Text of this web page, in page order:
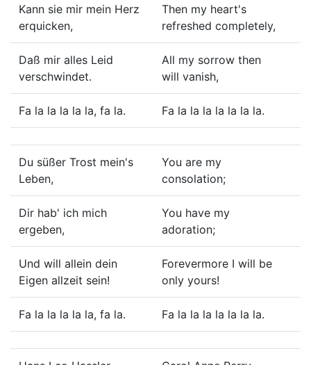
Kann sie mir mein Herz
erquicken,
Then my heart's
refreshed completely,
Daß mir alles Leid
verschwindet.
All my sorrow then
will vanish,
Fa la la la la la, fa la. Fa la la la la la la la.
Du süßer Trost mein's
Leben,
You are my
consolation;
Dir hab' ich mich
ergeben,
You have my
adoration;
Und will allein dein
Eigen allzeit sein!
Forevermore I will be
only yours!
Fa la la la la la, fa la. Fa la la la la la la la.